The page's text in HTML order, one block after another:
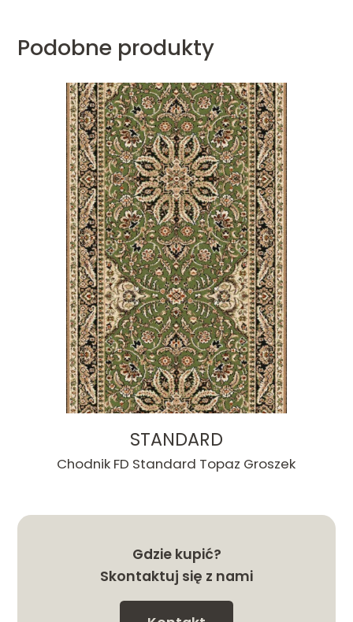
Podobne produkty
STANDARD
Chodnik FD Standard Topaz Groszek
Gdzie kupić?
Skontaktuj się z nami